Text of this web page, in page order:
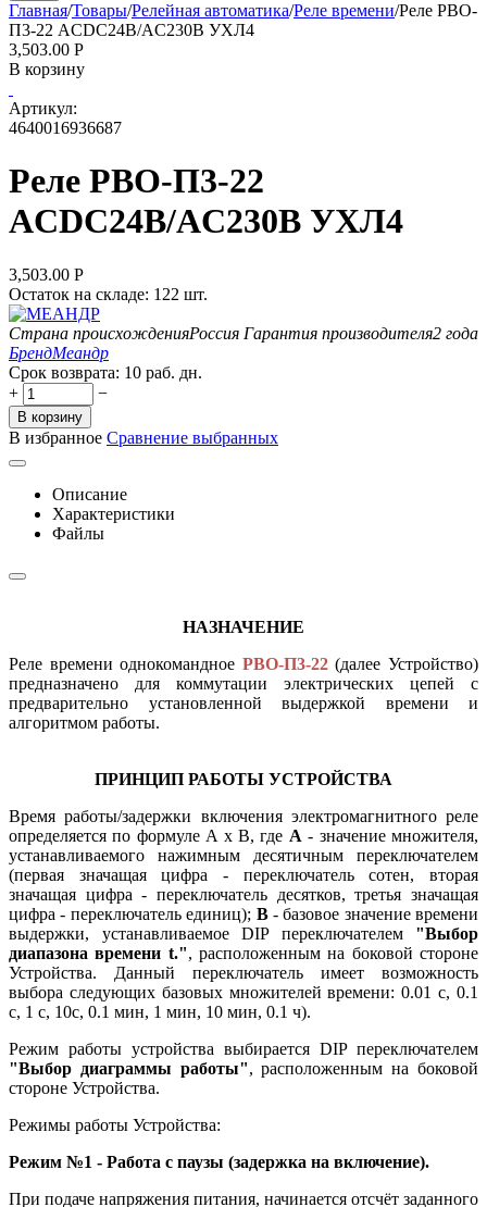
Главная/Товары/Релейная автоматика/Реле времени/Реле РВО-
П3-22 ACDC24В/AC230В УХЛ4
3,503.00 Р
В корзину
Артикул:
4640016936687
Реле РВО-П3-22
ACDC24В/AC230В УХЛ4
3,503.00 Р
Остаток на складе: 122 шт.
Страна происхожденияРоссия Гарантия производителя2 года
БрендМеандр
Срок возврата: 10 раб. дн.
+
−
В корзину
В избранное Сравнение выбранных
Описание
Характеристики
Файлы
НАЗНАЧЕНИЕ
Реле времени однокомандное РВО-П3-22(далее Устройство)
предназначено для коммутации электрических цепей с
предварительно установленной выдержкой времени и
алгоритмом работы.
ПРИНЦИП РАБОТЫ УСТРОЙСТВА
Время работы/задержки включения электромагнитного реле
определяется по формуле A x B, где А - значение множителя,
устанавливаемого нажимным десятичным переключателем
(первая значащая цифра - переключатель сотен, вторая
значащая цифра - переключатель десятков, третья значащая
цифра - переключатель единиц); В- базовое значение времени
выдержки, устанавливаемое DIP переключателем "Выбор
диапазона времени t.", расположенным на боковой стороне
Устройства. Данный переключатель имеет возможность
выбора следующих базовых множителей времени: 0.01 с, 0.1
с, 1 с, 10с, 0.1 мин, 1 мин, 10 мин, 0.1 ч).
Режим работы устройства выбирается DIP переключателем
"Выбор диаграммы работы", расположенным на боковой
стороне Устройства.
Режимы работы Устройства:
Режим №1 - Работа с паузы (задержка на включение).
При подаче напряжения питания, начинается отсчёт заданного